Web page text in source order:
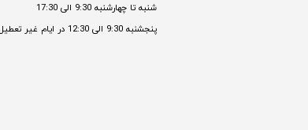
شنبه تا چهارشنبه 9:30 الی 17:30
پنجشنبه 9:30 الی 12:30 در ایام غیر تعطیل